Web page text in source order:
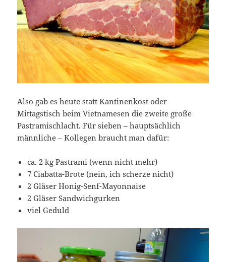
Also gab es heute statt Kantinenkost oder
Mittagstisch beim Vietnamesen die zweite große
Pastramischlacht. Für sieben – hauptsächlich
männliche – Kollegen braucht man dafür:
ca. 2 kg Pastrami (wenn nicht mehr)
7 Ciabatta-Brote (nein, ich scherze nicht)
2 Gläser Honig-Senf-Mayonnaise
2 Gläser Sandwichgurken
viel Geduld